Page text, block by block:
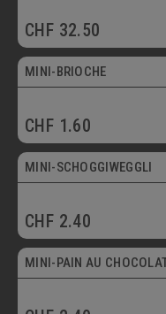
CHF 32.50
Vegetarisch
MINI-BRIOCHE
CHF 1.60
Vegetarisch
MINI-SCHOGGIWEGGLI
CHF 2.40
Vegetarisch
MINI-PAIN AU